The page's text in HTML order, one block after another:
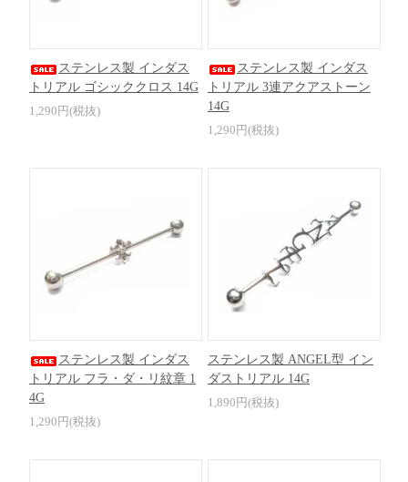
ステンレス製 インダス
トリアル ゴシッククロス 14G
1,290円(税抜)
ステンレス製 インダス
トリアル 3連アクアストーン
14G
1,290円(税抜)
ステンレス製 インダス
トリアル フラ・ダ・リ紋章 1
4G
1,290円(税抜)
ステンレス製 ANGEL型 イン
ダストリアル 14G
1,890円(税抜)